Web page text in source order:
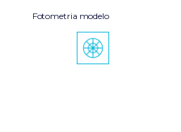
Fotometria modelo